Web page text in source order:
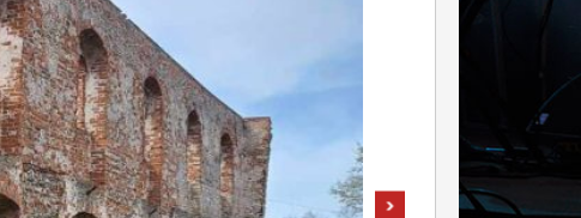
pokaż następne zdjęcie